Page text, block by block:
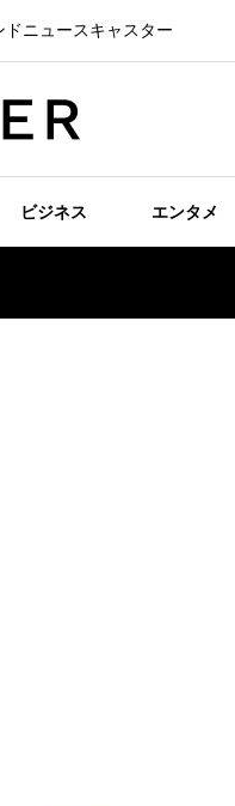
ドニュースキャスター
ビジネス エンタメ